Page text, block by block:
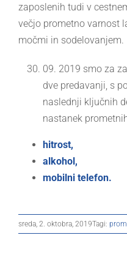
zaposlenih tudi v
večjo prometno varnost
močmi in sodelovanjem.
09. 2019 smo za
dve predavanji, s
naslednji ključnih
nastanek
hitrost,
alkohol,
mobilni telefon.
sreda, 2. oktobra, 2019Tagi: